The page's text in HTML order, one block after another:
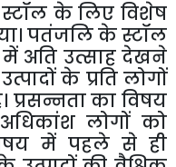
स्टॉल के लिए विशेष
पतंजलिकेस्टॉल
में अति उत्साह देखने
उत्पादों के प्रति लोगों
प्रसन्नताका विषय
अधिकांश लोगों को
में पहले से ही